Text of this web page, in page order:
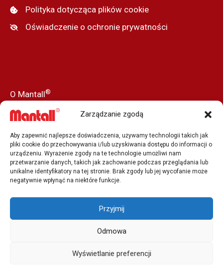
Zarządzanie zgodą
Aby zapewnić najlepsze doświadczenia, używamy technologii takich jak
pliki cookie do przechowywania i/lub uzyskiwania dostępu do informacji o
urządzeniu. Wyrażenie zgody na te technologie umożliwi nam
przetwarzanie danych, takich jak zachowanie podczas przeglądania lub
unikalne identyfikatory na tej stronie. Brak zgody lub jej wycofanie może
negatywnie wpłynąć na niektóre funkcje.
Przyjmij
Odmowa
Wyświetlanie preferencji
Polityka dotycząca plików cookie
Oświadczenie o ochronie prywatności
O Mantall®
Nasza historia
Aktualności
Prasa i media
Nasi dealerzy
Job Vacancy
podnośników koszowych